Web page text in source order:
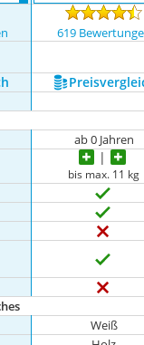
619
ab 0 Jahren
bis max. 11 kg
Weiß